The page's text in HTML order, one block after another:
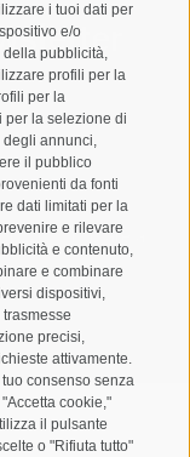
i tuoi dati per
e/o
della pubblicità,
profili per la
per la
per la selezione di
degli annunci,
il pubblico
da fonti
dati limitati per la
e rilevare
e contenuto,
e combinare
dispositivi,
precisi,
attivamente.
consenso senza
cookie,"
il pulsante
o "Rifiuta tutto"
il Titolare al